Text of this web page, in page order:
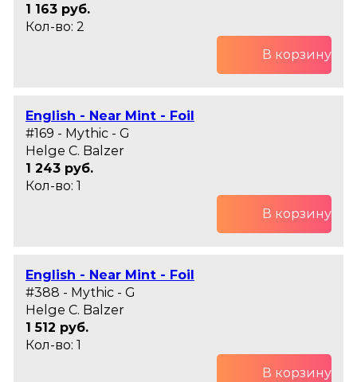
1 163 руб.
Кол-во: 2
В корзину
English - Near Mint - Foil
#169 - Mythic - G
Helge C. Balzer
1 243 руб.
Кол-во: 1
В корзину
English - Near Mint - Foil
#388 - Mythic - G
Helge C. Balzer
1 512 руб.
Кол-во: 1
В корзину